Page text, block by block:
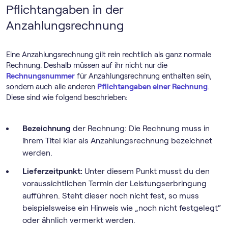
Pflichtangaben in der
Anzahlungsrechnung
Eine Anzahlungsrechnung gilt rein rechtlich als ganz normale
Rechnung. Deshalb müssen auf ihr nicht nur die
Rechnungsnummer für Anzahlungsrechnung enthalten sein,
sondern auch alle anderen Pflichtangaben einer Rechnung.
Diese sind wie folgend beschrieben:
Bezeichnung der Rechnung: Die Rechnung muss in
ihrem Titel klar als Anzahlungsrechnung bezeichnet
werden.
Lieferzeitpunkt: Unter diesem Punkt musst du den
voraussichtlichen Termin der Leistungserbringung
aufführen. Steht dieser noch nicht fest, so muss
beispielsweise ein Hinweis wie „noch nicht festgelegt“
oder ähnlich vermerkt werden.